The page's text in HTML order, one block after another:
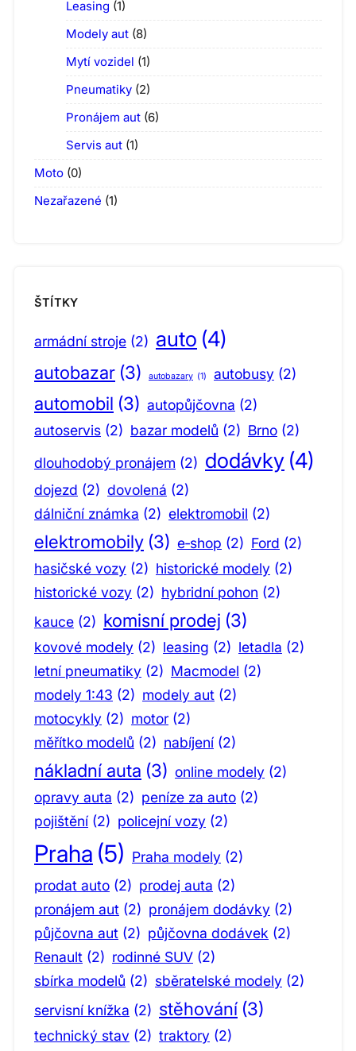
Leasing (1)
Modely aut (8)
Mytí vozidel (1)
Pneumatiky (2)
Pronájem aut (6)
Servis aut (1)
Moto (0)
Nezařazené (1)
ŠTÍTKY
armádní stroje (2) auto (4)
autobazar (3) autobazary (1) autobusy (2)
automobil (3) autopůjčovna (2)
autoservis (2) bazar modelů (2) Brno (2)
dlouhodobý pronájem (2) dodávky (4)
dojezd (2) dovolená (2)
dálniční známka (2) elektromobil (2)
elektromobily (3) e‑shop (2) Ford (2)
hasičské vozy (2) historické modely (2)
historické vozy (2) hybridní pohon (2)
kauce (2) komisní prodej (3)
kovové modely (2) leasing (2) letadla (2)
letní pneumatiky (2) Macmodel (2)
modely 1:43 (2) modely aut (2)
motocykly (2) motor (2)
měřítko modelů (2) nabíjení (2)
nákladní auta (3) online modely (2)
opravy auta (2) peníze za auto (2)
pojištění (2) policejní vozy (2)
Praha (5) Praha modely (2)
prodat auto (2) prodej auta (2)
pronájem aut (2) pronájem dodávky (2)
půjčovna aut (2) půjčovna dodávek (2)
Renault (2) rodinné SUV (2)
sbírka modelů (2) sběratelské modely (2)
servisní knížka (2) stěhování (3)
technický stav (2) traktory (2)